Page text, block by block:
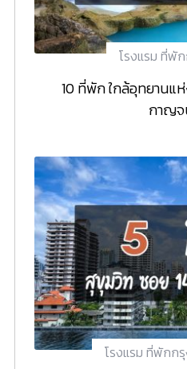
โรงแรม ที่พั
10 ที่พัก ใกล้อุทยานแ
กาญ
โรงแรม ที่พักก